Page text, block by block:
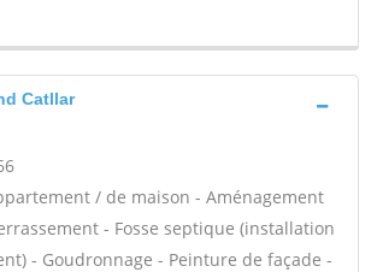
Catllar
/ de maison - Aménagement
- Fosse septique (installation
- Goudronnage - Peinture de façade -